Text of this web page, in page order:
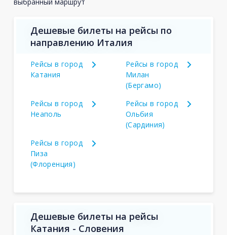
Дешевые билеты на рейсы по
направлению Италия
Рейсы в город
Катания
Рейсы в город
Милан
(Бергамо)
Рейсы в город
Неаполь
Рейсы в город
Ольбия
(Сардиния)
Рейсы в город
Пиза
(Флоренция)
Дешевые билеты на рейсы
Катания - Словения